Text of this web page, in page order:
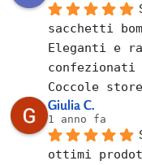
sacchetti
Eleganti e
confezionati
Coccole store
Giulia C.
1 anno fa
ottimi